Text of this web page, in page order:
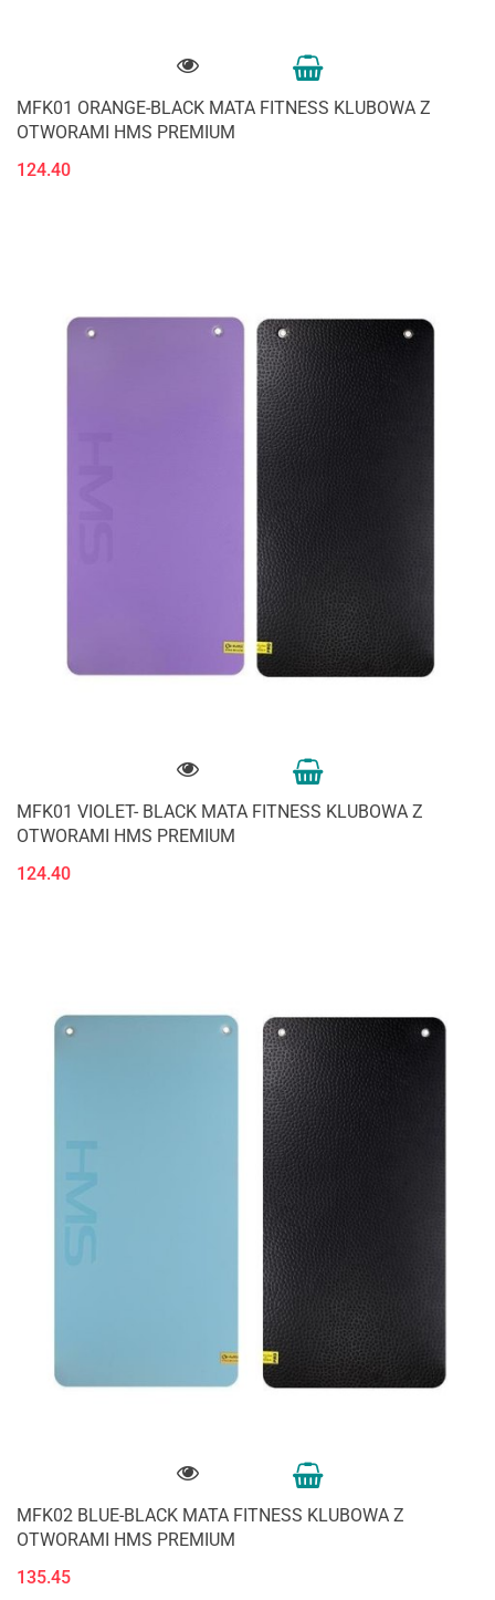
MFK01 ORANGE-BLACK MATA FITNESS KLUBOWA Z
OTWORAMI HMS PREMIUM
124.40
MFK01 VIOLET- BLACK MATA FITNESS KLUBOWA Z
OTWORAMI HMS PREMIUM
124.40
MFK02 BLUE-BLACK MATA FITNESS KLUBOWA Z
OTWORAMI HMS PREMIUM
135.45